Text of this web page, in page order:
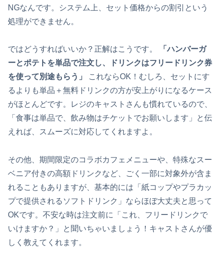
NGなんです。システム上、セット価格からの割引という
処理ができません。
ではどうすればいいか？正解はこうです。
「ハンバーガ
ーとポテトを単品で注文し、ドリンクはフリードリンク券
を使って別途もらう」
これならOK！むしろ、セットにす
るよりも単品＋無料ドリンクの方が安上がりになるケース
がほとんどです。レジのキャストさんも慣れているので、
「食事は単品で、飲み物はチケットでお願いします」と伝
えれば、スムーズに対応してくれますよ。
その他、期間限定のコラボカフェメニューや、特殊なスー
ベニア付きの高額ドリンクなど、ごく一部に対象外が含ま
れることもありますが、基本的には「紙コップやプラカッ
プで提供されるソフトドリンク」ならほぼ大丈夫と思って
OKです。不安な時は注文前に「これ、フリードリンクで
いけますか？」と聞いちゃいましょう！キャストさんが優
しく教えてくれます。